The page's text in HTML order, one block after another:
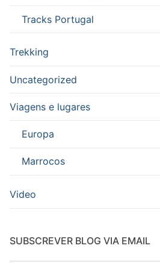
Tracks Portugal
Trekking
Uncategorized
Viagens e lugares
Europa
Marrocos
Video
SUBSCREVER BLOG VIA EMAIL